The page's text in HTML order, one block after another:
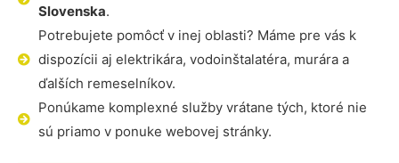
Slovenska.
Potrebujete pomôcť v inej oblasti? Máme pre vás k
dispozícii aj elektrikára, vodoinštalatéra, murára a
ďalších remeselníkov.
Ponúkame komplexné služby vrátane tých, ktoré nie
sú priamo v ponuke webovej stránky.